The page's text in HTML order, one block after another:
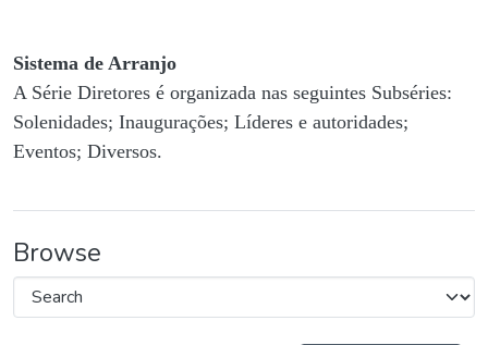
Sistema de Arranjo
A Série Diretores é organizada nas seguintes Subséries:
Solenidades; Inaugurações; Líderes e autoridades;
Eventos; Diversos.
Browse